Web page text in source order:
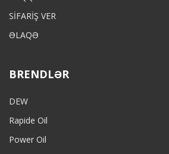
SİFARİŞ VER
ƏLAQƏ
BRENDLƏR
DEW
Rapide Oil
Power Oil